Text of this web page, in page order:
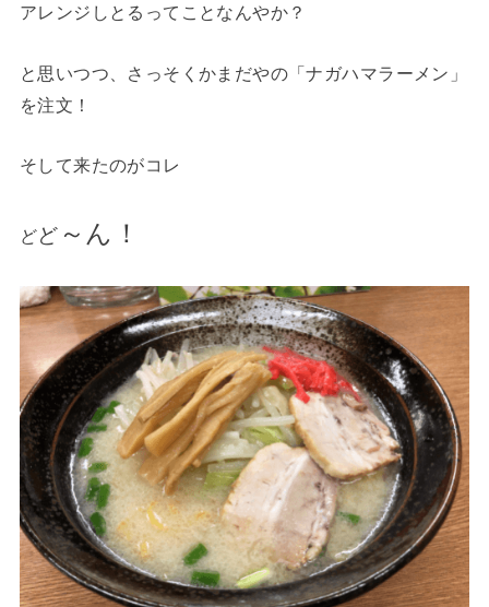
アレンジしとるってことなんやか？
と思いつつ、さっそくかまだやの「ナガハマラーメン」
を注文！
そして来たのがコレ
どど ～ん！